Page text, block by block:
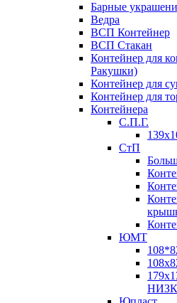
Барные
Ведра
ВСП Контейнер
ВСП Стакан
Контейнер для
Ракушки)
Контейнер для
Контейнер для
Контейнера
С.П.Г.
СтП
ЮМТ